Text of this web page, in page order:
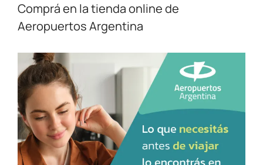
Comprá en la tienda online de
Aeropuertos Argentina